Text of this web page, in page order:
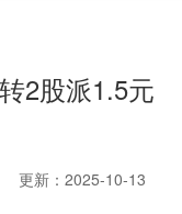
2股派1.5元
更新：2025-10-13